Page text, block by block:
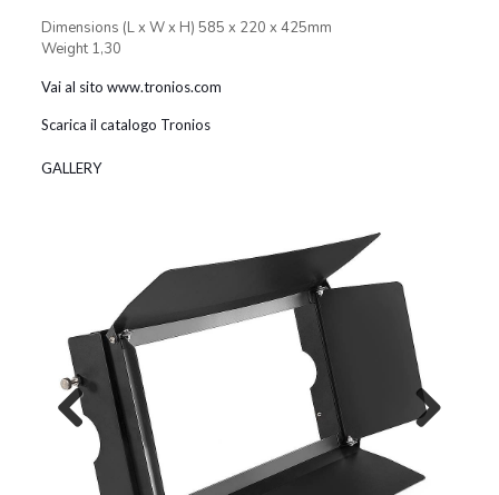
Dimensions (L x W x H) 585 x 220 x 425mm
Weight 1,30
Vai al sito www.tronios.com
Scarica il catalogo Tronios
GALLERY
Previous